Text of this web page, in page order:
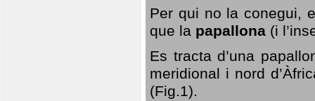
Per qui no la conegui,
que la papallona (i
Es tracta d’una
meridional i nord
(Fig.1).